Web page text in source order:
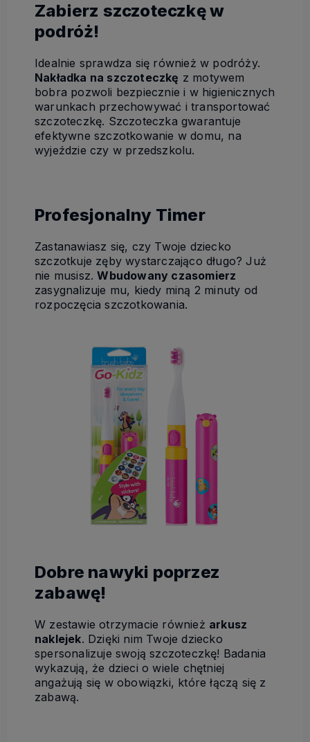
Zabierz szczoteczkę w
podróż!
Idealnie sprawdza się również w podróży.
Nakładka na szczoteczkę z motywem
bobra pozwoli bezpiecznie i w higienicznych
warunkach przechowywać i transportować
szczoteczkę. Szczoteczka gwarantuje
efektywne szczotkowanie w domu, na
wyjeździe czy w przedszkolu.
Profesjonalny Timer
Zastanawiasz się, czy Twoje dziecko
szczotkuje zęby wystarczająco długo? Już
nie musisz.Wbudowany czasomierz
zasygnalizuje mu, kiedy miną 2 minuty od
rozpoczęcia szczotkowania.
Dobre nawyki poprzez
zabawę!
W zestawie otrzymacie również arkusz
naklejek. Dzięki nim Twoje dziecko
spersonalizuje swoją szczoteczkę! Badania
wykazują, że dzieci o wiele chętniej
angażują się w obowiązki, które łączą się z
zabawą.